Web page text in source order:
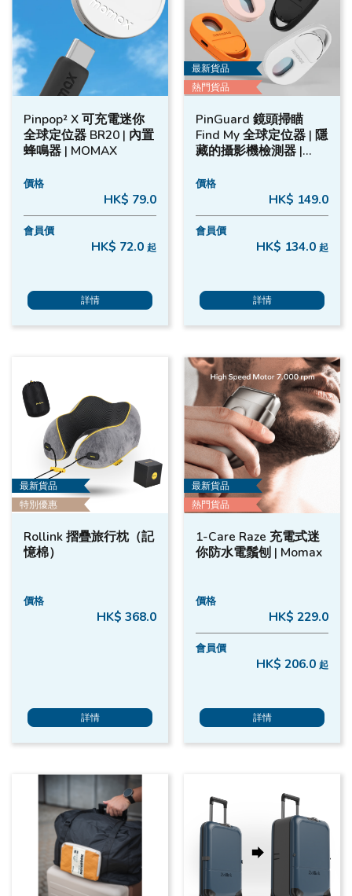
Pinpop² X 可充電迷你
全球定位器 BR20 | 內置
蜂鳴器 | MOMAX
價格
HK$ 79.0
會員價
HK$ 72.0 起
詳情
最新貨品
熱門貨品
PinGuard 鏡頭掃瞄
Find My 全球定位器 | 隱
藏的攝影機檢測器 |
價格
HK$ 149.0
會員價
HK$ 134.0 起
詳情
最新貨品
特別優惠
Rollink 摺疊旅行枕（記
憶棉）
價格
HK$ 368.0
詳情
最新貨品
熱門貨品
1-Care Raze 充電式迷
你防水電鬚刨 | Momax
價格
HK$ 229.0
會員價
HK$ 206.0 起
詳情